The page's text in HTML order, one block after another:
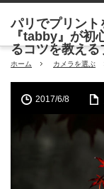
ホーム カメラを選ぶ
2017/6/8